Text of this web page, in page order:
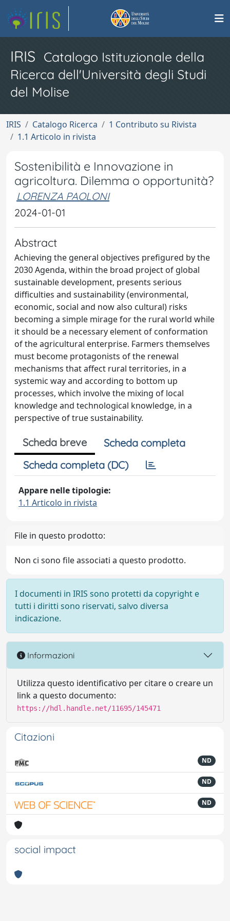
IRIS Catalogo Istituzionale della
Ricerca dell'Università degli Studi
del Molise
IRIS Catalogo Ricerca
1 Contributo su Rivista
1.1 Articolo in rivista
Sostenibilità e Innovazione in
agricoltura. Dilemma o opportunità?
LORENZA PAOLONI
2024-01-01
Abstract
Achieving the general objectives prefigured by the
2030 Agenda, within the broad project of global
sustainable development, presents serious
difficulties and sustainability (environmental,
economic, social and now also cultural) risks
becoming a simple mirage for the rural world while
it should be a necessary element of conformation
of the agricultural enterprise. Farmers themselves
must become protagonists of the renewal
mechanisms that affect rural territories, in a
systemic way and according to bottom up
processes, which involve the mixing of local
knowledge and technological knowledge, in a
perspective of true sustainability.
Scheda breve
Scheda completa
Scheda completa (DC)
Appare nelle tipologie:
1.1 Articolo in rivista
File in questo prodotto:
Non ci sono file associati a questo prodotto.
I documenti in IRIS sono protetti da copyright e
tutti i diritti sono riservati, salvo diversa
indicazione.
Informazioni
Utilizza questo identificativo per citare o creare un
link a questo documento:
https://hdl.handle.net/11695/145471
Citazioni
ND
ND
ND
social impact